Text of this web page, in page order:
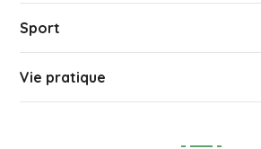
Sport
Vie pratique